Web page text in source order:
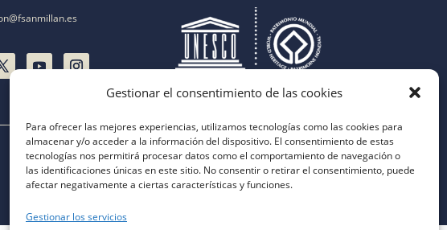
Gestionar el consentimiento de las cookies
Para ofrecer las mejores experiencias, utilizamos tecnologías como las cookies para
almacenar y/o acceder a la información del dispositivo. El consentimiento de estas
tecnologías nos permitirá procesar datos como el comportamiento de navegación o
las identificaciones únicas en este sitio. No consentir o retirar el consentimiento, puede
afectar negativamente a ciertas características y funciones.
Gestionar los servicios